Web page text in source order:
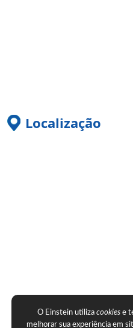
Localização
O Einstein utilizacookies e
melhorar sua experiência em